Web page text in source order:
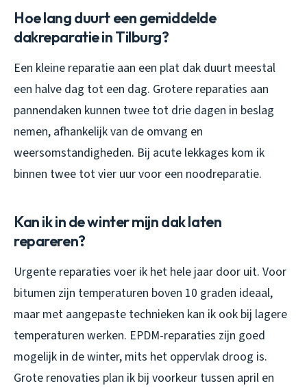
Hoe lang duurt een gemiddelde
dakreparatie in Tilburg?
Een kleine reparatie aan een plat dak duurt meestal
een halve dag tot een dag. Grotere reparaties aan
pannendaken kunnen twee tot drie dagen in beslag
nemen, afhankelijk van de omvang en
weersomstandigheden. Bij acute lekkages kom ik
binnen twee tot vier uur voor een noodreparatie.
Kan ik in de winter mijn dak laten
repareren?
Urgente reparaties voer ik het hele jaar door uit. Voor
bitumen zijn temperaturen boven 10 graden ideaal,
maar met aangepaste technieken kan ik ook bij lagere
temperaturen werken. EPDM-reparaties zijn goed
mogelijk in de winter, mits het oppervlak droog is.
Grote renovaties plan ik bij voorkeur tussen april en